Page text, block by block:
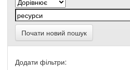
Почати новий пошук
Додати фільтри: